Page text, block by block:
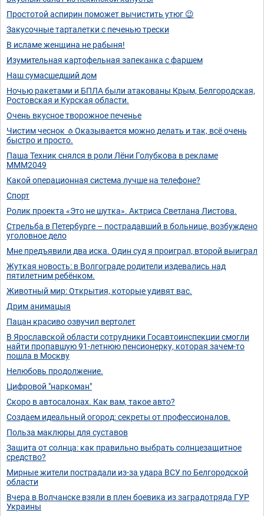
Простотой аспирин поможет вычистить утюг 😉
Закусочные тарталетки с печенью трески
В исламе женщина не рабыня!
Изумительная картофельная запеканка с фаршем
Наш сумасшедший дом
Ночью ракетами и БПЛА были атакованы Крым, Белгородская,
Ростовская и Курская области.
Очень вкусное творожное печенье
Чистим чеснок 🧄Оказывается можно делать и так, всё очень
быстро и просто.
Паша Техник снялся в роли Лёни Голубкова в рекламе
МММ2049
Какой операционная система лучше на телефоне?
Спорт
Ролик проекта «Это не шутка». Актриса Светлана Листова.
Стрельба в Петербурге – пострадавший в больнице, возбуждено
уголовное дело
Мне предъявили два иска. Один суд я проиграл, второй выиграл
Жуткая новость: в Волгограде родители издевались над
пятилетним ребёнком.
Животный мир: Открытия, которые удивят вас.
Дрим анимацыя
Пацан красиво озвучил вертолет
В Ярославской области сотрудники Госавтоинспекции смогли
найти пропавшую 91-летнюю пенсионерку, которая зачем-то
пошла в Москву
Нелюбовь продолжение.
Цифровой "наркоман"
Скоро в автосалонах. Как вам, такое авто?
Создаем идеальный огород: секреты от профессионалов.
Польза маклюры для суставов
Защита от солнца: как правильно выбрать солнцезащитное
средство?
Мирные жители пострадали из-за удара ВСУ по Белгородской
области
Вчера в Волчанске взяли в плен боевика из заградотряда ГУР
Украины